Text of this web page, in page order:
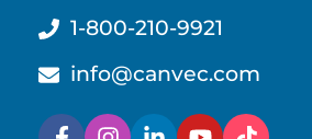
1-800-210-9921
info@canvec.com